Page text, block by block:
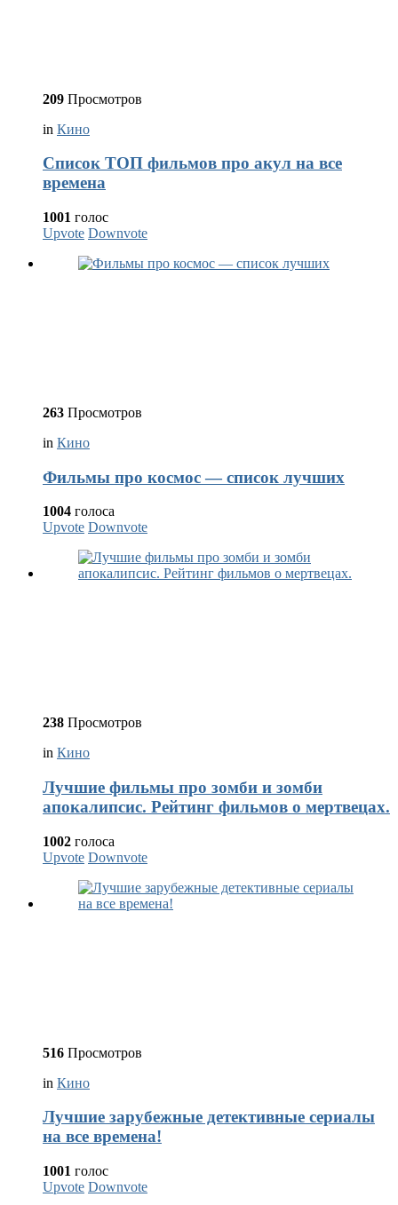
209 Просмотров
in Кино
Список ТОП фильмов про акул на все
времена
1001 голос
Upvote Downvote
263 Просмотров
in Кино
Фильмы про космос — список лучших
1004 голоса
Upvote Downvote
238 Просмотров
in Кино
Лучшие фильмы про зомби и зомби
апокалипсис. Рейтинг фильмов о мертвецах.
1002 голоса
Upvote Downvote
516 Просмотров
in Кино
Лучшие зарубежные детективные сериалы
на все времена!
1001 голос
Upvote Downvote